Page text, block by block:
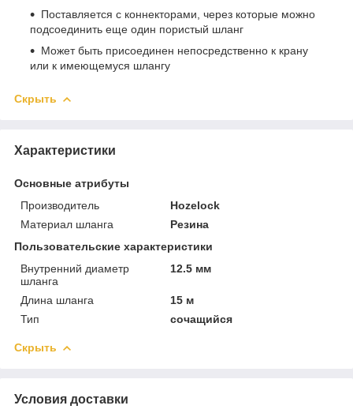
Поставляется с коннекторами, через которые можно
подсоединить еще один пористый шланг
Может быть присоединен непосредственно к крану
или к имеющемуся шлангу
Скрыть
Характеристики
Основные атрибуты
Производитель
Hozelock
Материал шланга
Резина
Пользовательские характеристики
Внутренний диаметр
шланга
12.5 мм
Длина шланга
15 м
Тип
сочащийся
Скрыть
Условия доставки